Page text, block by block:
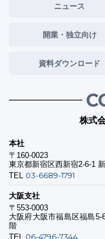
ニュース
開業・独立向け
資料ダウンロード
株式
本社
〒160-0023
東京都新宿区西新宿2-6-1
TEL 03-6689-1791
大阪支社
〒553-0003
大阪府大阪市福島区福島
階
TEL 06-4796-7344